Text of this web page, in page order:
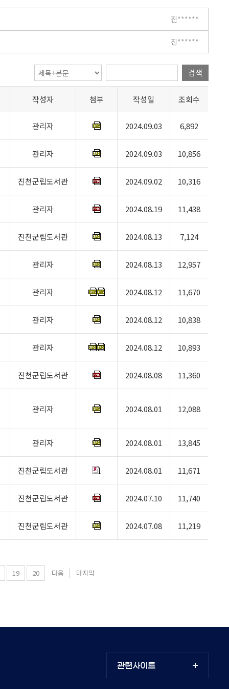
진******
진******
검색
작성자 첨부 작성일 조회수
관리자 2024.09.03 6,892
관리자 2024.09.03 10,856
진천군립도서관 2024.09.02 10,316
관리자 2024.08.19 11,438
진천군립도서관 2024.08.13 7,124
관리자 2024.08.13 12,957
관리자 2024.08.12 11,670
관리자 2024.08.12 10,838
관리자 2024.08.12 10,893
진천군립도서관 2024.08.08 11,360
관리자 2024.08.01 12,088
관리자 2024.08.01 13,845
진천군립도서관 2024.08.01 11,671
진천군립도서관 2024.07.10 11,740
진천군립도서관 2024.07.08 11,219
19 20 다음 마지막
관련사이트